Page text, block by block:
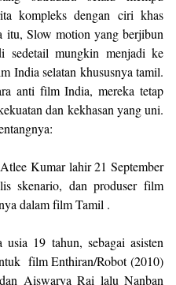
kompleks dengan ciri khas
itu, Slow motion yang berjibun
sedetail mungkin menjadi ke
India selatan khususnya tamil.
anti film India, mereka tetap
dan kekhasan yang uni.
Kumar lahir 21 September
skenario, dan produser film
dalam film Tamil .
19 tahun, sebagai asisten
film Enthiran/Robot (2010)
Aiswarya Rai lalu Nanban